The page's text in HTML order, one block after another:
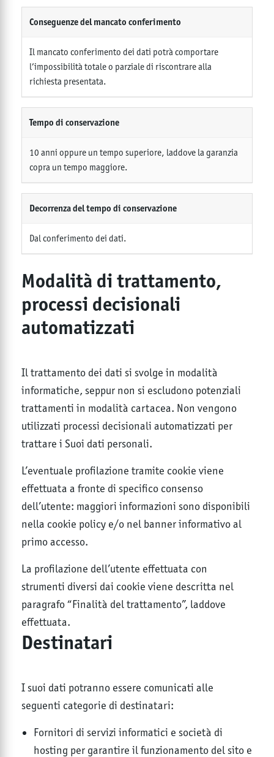
Conseguenze del mancato conferimento
Il mancato conferimento dei dati potrà comportare
l’impossibilità totale o parziale di riscontrare alla
richiesta presentata.
Tempo di conservazione
10 anni oppure un tempo superiore, laddove la garanzia
copra un tempo maggiore.
Decorrenza del tempo di conservazione
Dal conferimento dei dati.
Modalità di trattamento,
processi decisionali
automatizzati
Il trattamento dei dati si svolge in modalità
informatiche, seppur non si escludono potenziali
trattamenti in modalità cartacea. Non vengono
utilizzati processi decisionali automatizzati per
trattare i Suoi dati personali.
L’eventuale profilazione tramite cookie viene
effettuata a fronte di specifico consenso
dell’utente: maggiori informazioni sono disponibili
nella cookie policy e/o nel banner informativo al
primo accesso.
La profilazione dell’utente effettuata con
strumenti diversi dai cookie viene descritta nel
paragrafo “Finalità del trattamento”, laddove
effettuata.
Destinatari
I suoi dati potranno essere comunicati alle
seguenti categorie di destinatari:
Fornitori di servizi informatici e società di
hosting per garantire il funzionamento del sito e